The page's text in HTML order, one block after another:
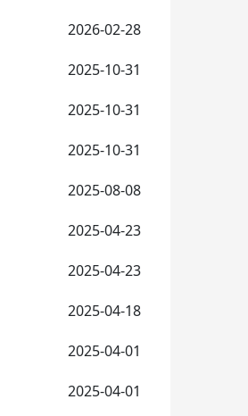
2026-02-28
2025-10-31
2025-10-31
2025-10-31
2025-08-08
2025-04-23
2025-04-23
2025-04-18
2025-04-01
2025-04-01